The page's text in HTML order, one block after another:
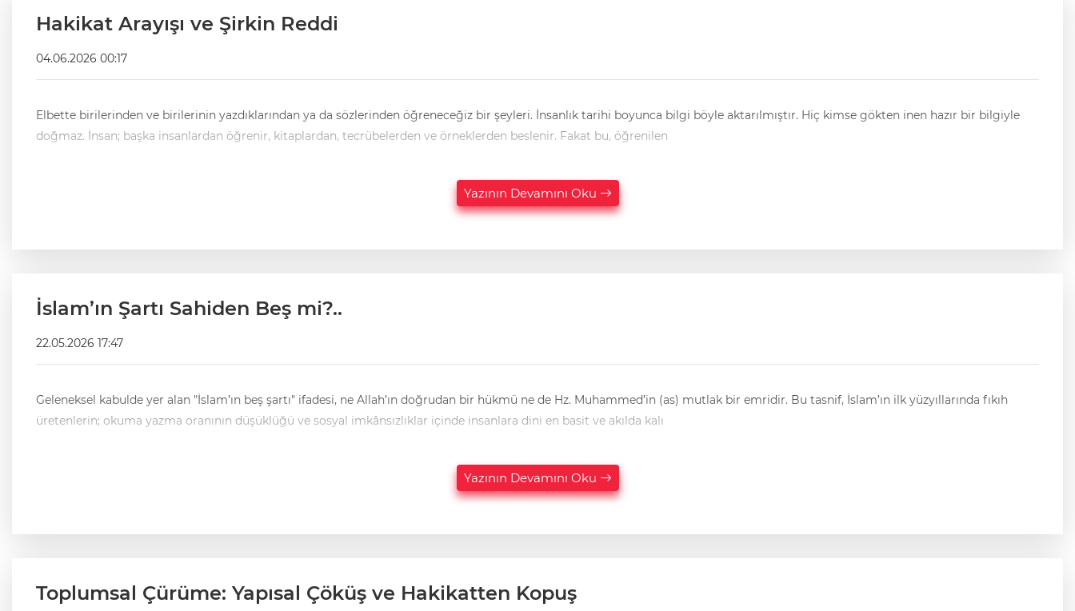
Hakikat Arayışı ve Şirkin Reddi
04.06.2026 00:17
Elbette birilerinden ve birilerinin yazdıklarından ya da sözlerinden öğreneceğiz bir şeyleri. İnsanlık tarihi boyunca bilgi böyle aktarılmıştır. Hiç kimse gökten inen hazır bir bilgiyle
doğmaz. İnsan; başka insanlardan öğrenir, kitaplardan, tecrübelerden ve örneklerden beslenir. Fakat bu, öğrenilen
Yazının Devamını Oku
İslam’ın Şartı Sahiden Beş mi?..
22.05.2026 17:47
​Geleneksel kabulde yer alan "İslam’ın beş şartı" ifadesi, ne Allah’ın doğrudan bir hükmü ne de Hz. Muhammed’in (as) mutlak bir emridir. Bu tasnif, İslam’ın ilk yüzyıllarında fıkıh
üretenlerin; okuma yazma oranının düşüklüğü ve sosyal imkânsızlıklar içinde insanlara dini en basit ve akılda kalı
Yazının Devamını Oku
Toplumsal Çürüme: Yapısal Çöküş ve Hakikatten Kopuş